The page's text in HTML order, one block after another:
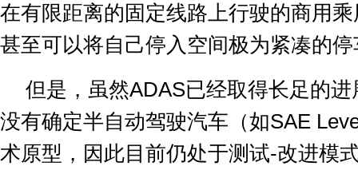
在有限距离的固定线路上行驶的商用
甚至可以将自己停入空间极为紧凑的
但是，虽然ADAS已经取得长足的
没有确定半自动驾驶汽车（如SAE
术原型，因此目前仍处于测试-改进模